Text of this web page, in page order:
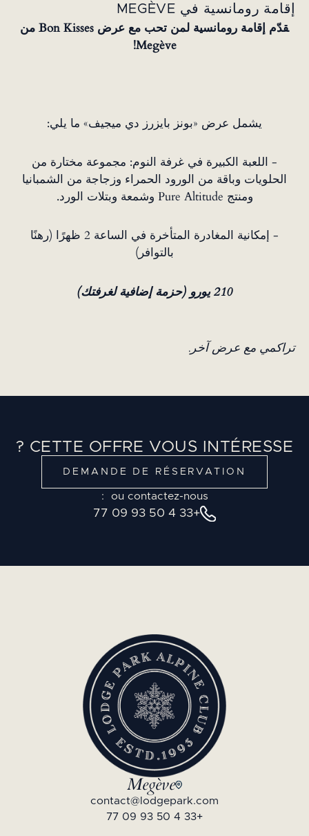
إقامة رومانسية في MEGÈVE
قدّم إقامة رومانسية لمن تحب مع عرض Bon Kisses من
Megève!
يشمل عرض «بونز بايزرز دي ميجيف» ما يلي:
- اللعبة الكبيرة في غرفة النوم: مجموعة مختارة من
الحلويات وباقة من الورود الحمراء وزجاجة من الشمبانيا
ومنتج Pure Altitude وشمعة وبتلات الورد.
- إمكانية المغادرة المتأخرة في الساعة 2 ظهرًا (رهنًا
بالتوافر)
210 يورو (حزمة إضافية لغرفتك)
تراكمي مع عرض آخر.
CETTE OFFRE VOUS INTÉRESSE ?
DEMANDE DE RÉSERVATION
ou contactez-nous :
+33 4 50 93 09 77
Megève
contact@lodgepark.com
+33 4 50 93 09 77